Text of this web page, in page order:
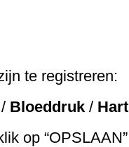
te registreren:
/ Bloeddruk /
op